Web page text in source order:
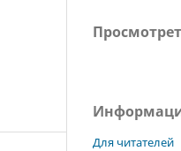
Для читателей